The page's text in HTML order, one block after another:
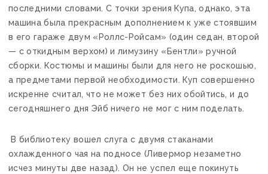
последними словами. С точки зрения Купа, однако, эта
машина была прекрасным дополнением к уже стоявшим
в его гараже двум «Роллс-Ройсам» (один седан, второй
— с откидным верхом) и лимузину «Бентли» ручной
сборки. Костюмы и машины были для него не роскошью,
а предметами первой необходимости. Куп совершенно
искренне считал, что не может без них обойтись, и до
сегодняшнего дня Эйб ничего не мог с ним поделать.
В библиотеку вошел слуга с двумя стаканами
охлажденного чая на подносе (Ливермор незаметно
исчез минуты две назад). Он не успел еще покинуть